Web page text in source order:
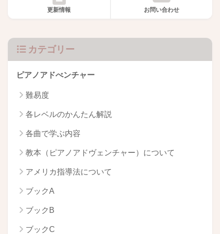
更新情報 お問い合わせ
カテゴリー
ピアノアドべンチャー
難易度
各レベルのかんたん解説
各曲で学ぶ内容
教本（ピアノアドヴェンチャー）について
アメリカ指導法について
ブックA
ブックB
ブックC